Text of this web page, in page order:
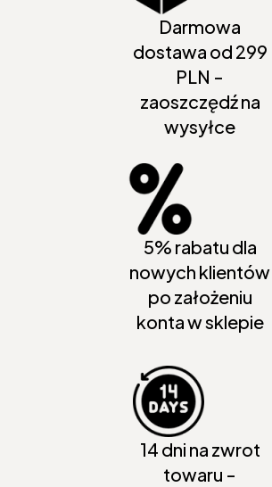
Darmowa
dostawa od 299
PLN -
zaoszczędź na
wysyłce
5% rabatu dla
nowych klientów
po założeniu
konta w sklepie
14 dni na zwrot
towaru -